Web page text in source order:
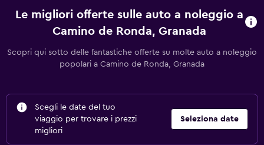
Le migliori offerte sulle auto a noleggio a
Camino de Ronda, Granada
Scopri qui sotto delle fantastiche offerte su molte auto a noleggio
popolari a Camino de Ronda, Granada
Scegli le date del tuo
viaggio per trovare i prezzi
migliori
Seleziona date